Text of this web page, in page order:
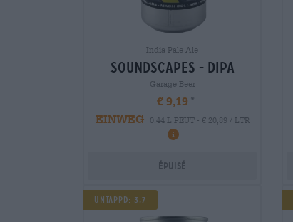
India Pale Ale
soundscapes - dipa
Garage Beer
€ 9,19
EINWEG
0,44 L PEUT - € 20,89 / LTR
Épuisé
Untappd: 3,7